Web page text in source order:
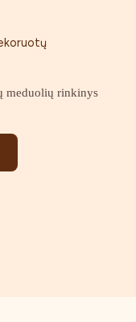
meduolių rinkinys